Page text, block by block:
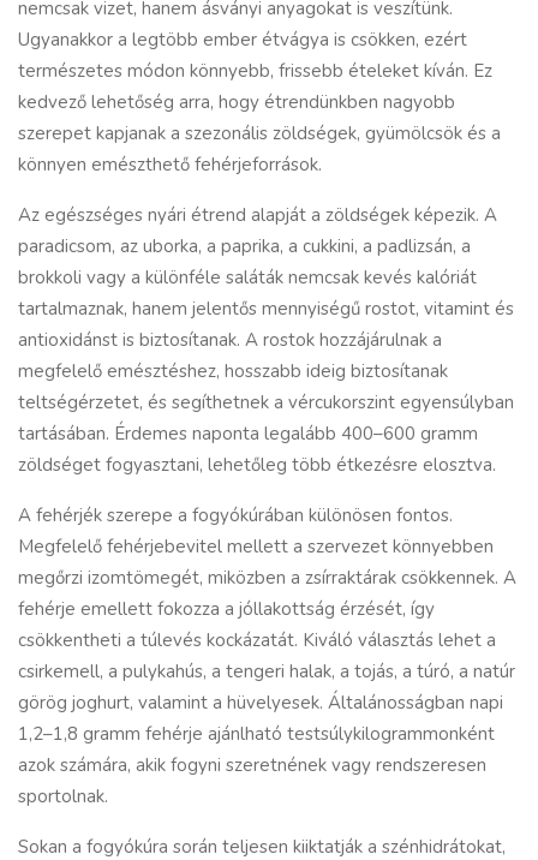
nemcsak vizet, hanem ásványi anyagokat is veszítünk.
Ugyanakkor a legtöbb ember étvágya is csökken, ezért
természetes módon könnyebb, frissebb ételeket kíván. Ez
kedvező lehetőség arra, hogy étrendünkben nagyobb
szerepet kapjanak a szezonális zöldségek, gyümölcsök és a
könnyen emészthető fehérjeforrások.
Az egészséges nyári étrend alapját a zöldségek képezik. A
paradicsom, az uborka, a paprika, a cukkini, a padlizsán, a
brokkoli vagy a különféle saláták nemcsak kevés kalóriát
tartalmaznak, hanem jelentős mennyiségű rostot, vitamint és
antioxidánst is biztosítanak. A rostok hozzájárulnak a
megfelelő emésztéshez, hosszabb ideig biztosítanak
teltségérzetet, és segíthetnek a vércukorszint egyensúlyban
tartásában. Érdemes naponta legalább 400–600 gramm
zöldséget fogyasztani, lehetőleg több étkezésre elosztva.
A fehérjék szerepe a fogyókúrában különösen fontos.
Megfelelő fehérjebevitel mellett a szervezet könnyebben
megőrzi izomtömegét, miközben a zsírraktárak csökkennek. A
fehérje emellett fokozza a jóllakottság érzését, így
csökkentheti a túlevés kockázatát. Kiváló választás lehet a
csirkemell, a pulykahús, a tengeri halak, a tojás, a túró, a natúr
görög joghurt, valamint a hüvelyesek. Általánosságban napi
1,2–1,8 gramm fehérje ajánlható testsúlykilogrammonként
azok számára, akik fogyni szeretnének vagy rendszeresen
sportolnak.
Sokan a fogyókúra során teljesen kiiktatják a szénhidrátokat,